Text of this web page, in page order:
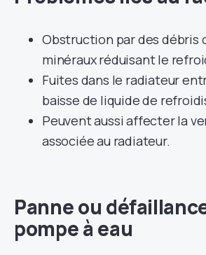
Obstruction par des débris
minéraux réduisant le
Fuites dans le radiateur
baisse de liquide de
Peuvent aussi affecter la
associée au radiateur.
Panne ou
pompe à eau